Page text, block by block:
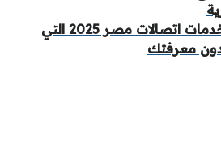
كود إلغاء جميع خدمات اتصالات مصر 2025 التي
معرفتك